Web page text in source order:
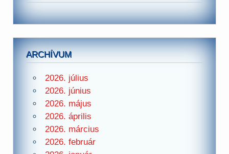
ARCHÍVUM
2026. július
2026. június
2026. május
2026. április
2026. március
2026. február